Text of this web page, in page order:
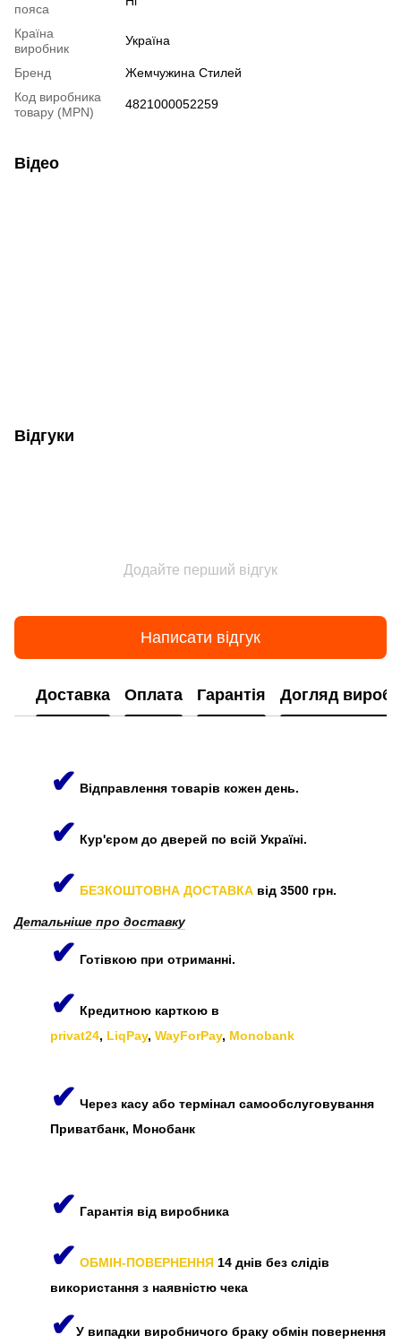
пояса
Країна
виробник
Україна
Бренд
Жемчужина Стилей
Код виробника
товару (MPN)
4821000052259
Відео
Відгуки
Додайте перший відгук
Написати відгук
Доставка Оплата Гарантія Догляд
✔ Відправлення товарів кожен день.
✔ Кур'єром до дверей по всій Україні.
✔ БЕЗКОШТОВНА ДОСТАВКА від 3500 грн.
Детальніше про доставку
✔ Готівкою при отриманні.
✔ Кредитною карткою в
privat24, LiqPay, WayForPay, Monobank
✔ Через касу або термінал самообслуговування
Приватбанк, Монобанк
✔ Гарантія від виробника
✔ ОБМІН-ПОВЕРНЕННЯ 14 днів без слідів
використання з наявністю чека
✔У випадки виробничого браку обмін повернення